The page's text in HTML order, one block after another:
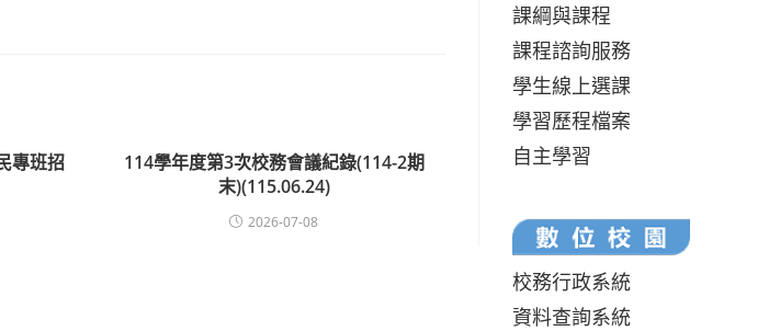
專班招
114學年度第3次校務會議紀錄(114-2期
末)(115.06.24)
2026-07-08
課綱與課程
課程諮詢服務
學生線上選課
學習歷程檔案
自主學習
校務行政系統
資料查詢系統